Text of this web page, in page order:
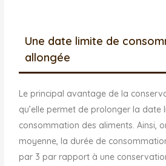
Une date limite de
allongée
Le principal avantage de la
qu’elle permet de prolonger la date
consommation des aliments. Ainsi,
moyenne, la durée de
par 3 par rapport à une